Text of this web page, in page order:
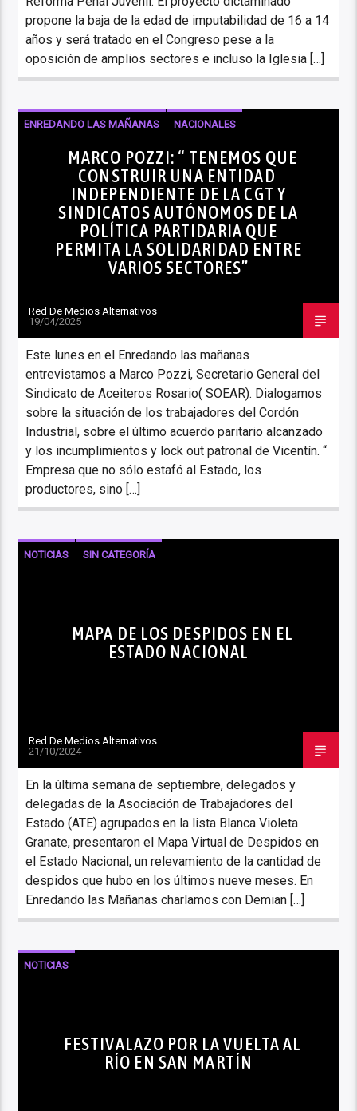
propone la baja de la edad de imputabilidad de 16 a 14
años y será tratado en el Congreso pese a la
oposición de amplios sectores e incluso la Iglesia […]
ENREDANDO LAS MAÑANAS NACIONALES
NOTICIASMARCO POZZI: “ TENEMOS QUE
CONSTRUIR UNA ENTIDAD
INDEPENDIENTE DE LA CGT Y
SINDICATOS AUTÓNOMOS DE LA
POLÍTICA PARTIDARIA QUE
PERMITA LA SOLIDARIDAD ENTRE
VARIOS SECTORES”
Red De Medios Alternativos
19/04/2025
Este lunes en el Enredando las mañanas
entrevistamos a Marco Pozzi, Secretario General del
Sindicato de Aceiteros Rosario( SOEAR). Dialogamos
sobre la situación de los trabajadores del Cordón
Industrial, sobre el último acuerdo paritario alcanzado
y los incumplimientos y lock out patronal de Vicentín. “
Empresa que no sólo estafó al Estado, los
productores, sino […]
NOTICIAS SIN CATEGORÍA
MAPA DE LOS DESPIDOS EN EL
ESTADO NACIONAL
Red De Medios Alternativos
21/10/2024
En la última semana de septiembre, delegados y
delegadas de la Asociación de Trabajadores del
Estado (ATE) agrupados en la lista Blanca Violeta
Granate, presentaron el Mapa Virtual de Despidos en
el Estado Nacional, un relevamiento de la cantidad de
despidos que hubo en los últimos nueve meses. En
Enredando las Mañanas charlamos con Demian […]
NOTICIAS
FESTIVALAZO POR LA VUELTA AL
RÍO EN SAN MARTÍN